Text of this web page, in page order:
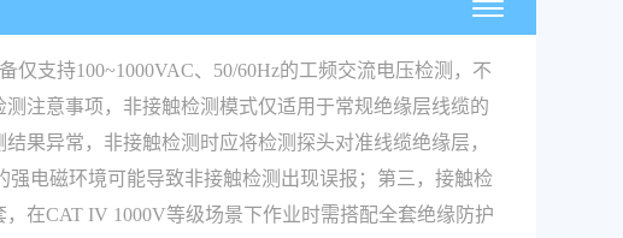
支持100~1000VAC、50/60Hz的工频交流电压检测，不
注意事项，非接触检测模式仅适用于常规绝缘层线缆的
果异常，非接触检测时应将检测探头对准线缆绝缘层，
电磁环境可能导致非接触检测出现误报；第三，接触检
在CAT IV 1000V等级场景下作业时需搭配全套绝缘防护